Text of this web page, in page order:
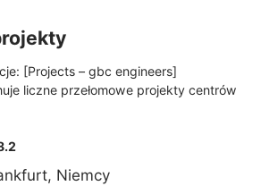
[Projects – gbc engineers]
liczne przełomowe projekty centrów
Niemcy